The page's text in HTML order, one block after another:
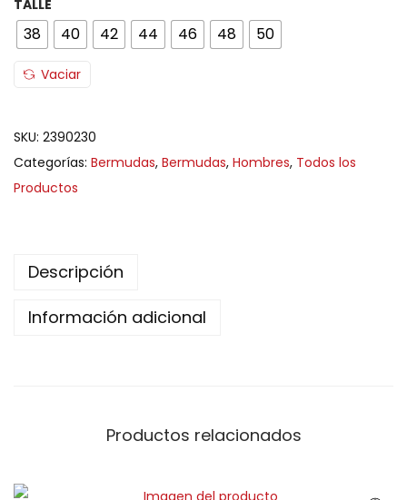
TALLE
38 40 42 44 46 48 50
Vaciar
SKU: 2390230
Categorías: Bermudas, Bermudas, Hombres, Todos los
Productos
Descripción
Información adicional
Productos relacionados